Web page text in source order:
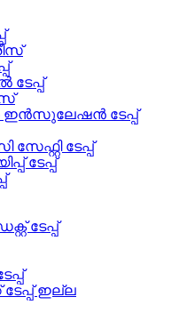
ടേപ്പ്
ഇൻസുലേഷൻ ടേപ്പ്
ടേപ്പ്
ടേപ്പ്
ടേപ്പ്
ഇല്ല